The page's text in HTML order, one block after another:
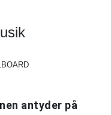
antyder på